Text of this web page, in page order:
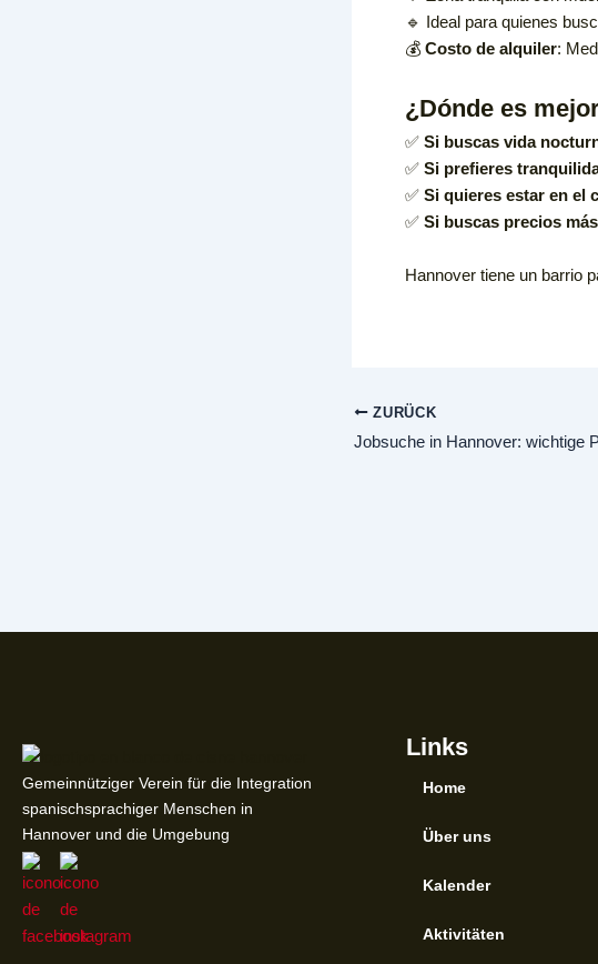
🔹 Ideal para quienes
💰 Costo de alquiler:
¿Dónde es
✅ Si buscas vida
✅ Si prefieres
✅ Si quieres estar en el
✅ Si buscas precios
Hannover tiene un barrio
ZURÜCK
Gemeinnütziger Verein für die Integration
spanischsprachiger Menschen in
Hannover und die Umgebung
Links
Home
Über uns
Kalender
Aktivitäten